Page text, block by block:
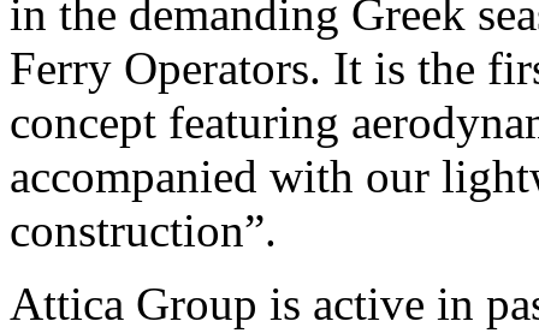
in the demanding Greek
Ferry Operators. It is the
concept featuring
accompanied with our
construction”.
Attica Group is active in